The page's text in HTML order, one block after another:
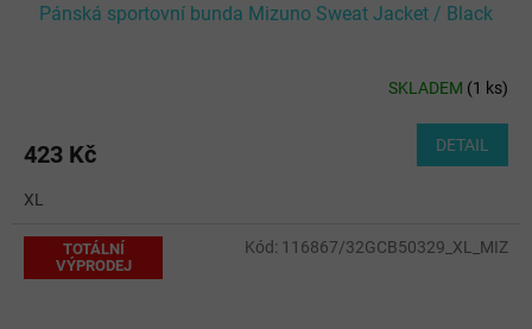
Pánská sportovní bunda Mizuno Sweat Jacket / Black
SKLADEM (1 ks)
423 Kč DETAIL
XL
TOTÁLNÍ
VÝPRODEJ
Kód: 116867/32GCB50329_XL_MIZ